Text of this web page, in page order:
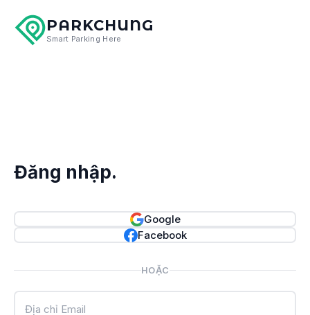
PARKCHUNG
Smart Parking Here
Đăng nhập.
Google
Facebook
HOẶC